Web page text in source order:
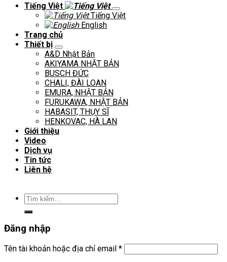
Tiếng Việt
Tiếng Việt
English
Trang chủ
Thiết bị
A&D Nhật Bản
AKIYAMA NHẬT BẢN
BUSCH ĐỨC
CHALI, ĐÀI LOAN
EMURA, NHẬT BẢN
FURUKAWA, NHẬT BẢN
HABASIT, THỤY SĨ
HENKOVAC, HÀ LAN
Giới thiệu
Video
Dịch vụ
Tin tức
Liên hệ
Tìm
kiếm:
Đăng nhập
Tên tài khoản hoặc địa chỉ email *